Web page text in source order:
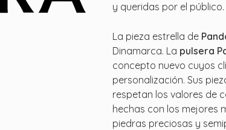
y queridas por el público.
La pieza estrella de
Dinamarca. La pulsera
concepto nuevo cuyos
personalización. Sus
respetan los valores de
hechas con los mejores
piedras preciosas y